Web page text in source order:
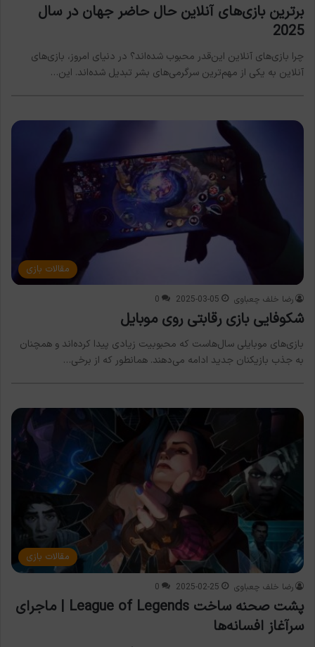
برترین بازی‌های آنلاین حال حاضر جهان در سال
2025
چرا بازی‌های آنلاین این‌قدر محبوب شده‌اند؟ در دنیای امروز، بازی‌های
آنلاین به یکی از مهم‌ترین سرگرمی‌های بشر تبدیل شده‌اند. این…
مقالات بازی
رضا خلف چعباوی 2025-03-05
0
شکوفایی بازی رقابتی روی موبایل
بازی‌های موبایلی سال‌هاست که محبوبیت زیادی پیدا کرده‌اند و همچنان
به جذب بازیکنان جدید ادامه می‌دهند. همانطور که از برخی…
مقالات بازی
رضا خلف چعباوی 2025-02-25
0
پشت صحنه ساخت League of Legends | ماجرای
سرآغاز افسانه‌ها